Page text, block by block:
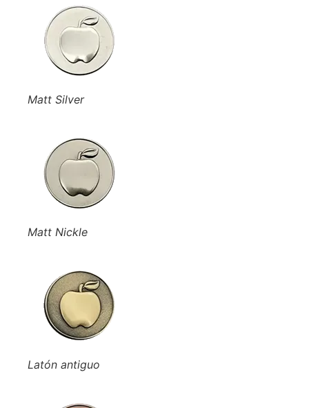
Matt Silver
Matt Nickle
Latón antiguo